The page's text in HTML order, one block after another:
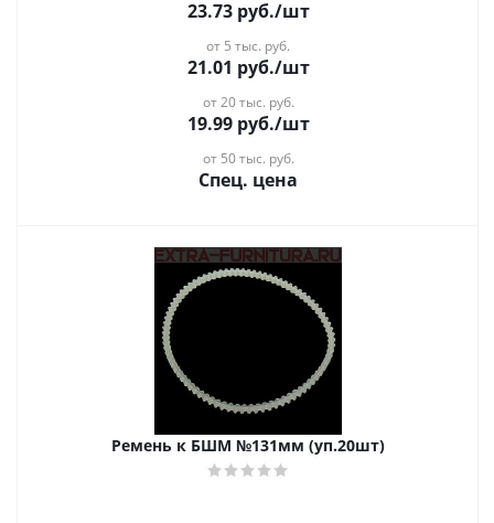
23.73руб./шт
от 5 тыс. руб.
21.01 руб./шт
от 20 тыс. руб.
19.99руб./шт
от 50 тыс. руб.
Спец. цена
Ремень к БШМ №131мм (уп.20шт)